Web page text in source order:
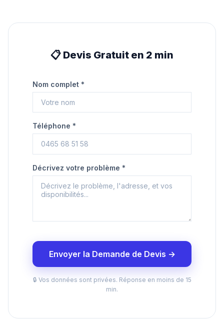
📋 Devis Gratuit en 2 min
Nom complet *
Téléphone *
Décrivez votre problème *
Envoyer la Demande de Devis →
🔒 Vos données sont privées. Réponse en moins de 15
min.